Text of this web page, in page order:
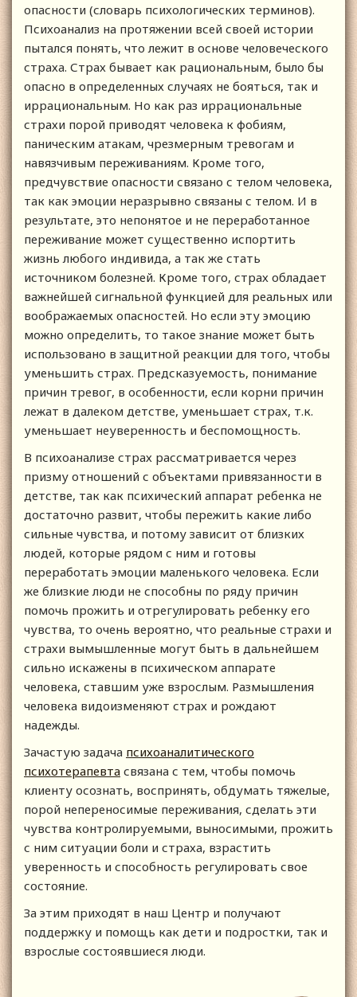
опасности (словарь психологических терминов).
Психоанализ на протяжении всей своей истории
пытался понять, что лежит в основе человеческого
страха. Страх бывает как рациональным, было бы
опасно в определенных случаях не бояться, так и
иррациональным. Но как раз иррациональные
страхи порой приводят человека к фобиям,
паническим атакам, чрезмерным тревогам и
навязчивым переживаниям. Кроме того,
предчувствие опасности связано с телом человека,
так как эмоции неразрывно связаны с телом. И в
результате, это непонятое и не переработанное
переживание может существенно испортить
жизнь любого индивида, а так же стать
источником болезней. Кроме того, страх обладает
важнейшей сигнальной функцией для реальных или
воображаемых опасностей. Но если эту эмоцию
можно определить, то такое знание может быть
использовано в защитной реакции для того, чтобы
уменьшить страх. Предсказуемость, понимание
причин тревог, в особенности, если корни причин
лежат в далеком детстве, уменьшает страх, т.к.
уменьшает неуверенность и беспомощность.
В психоанализе страх рассматривается через
призму отношений с объектами привязанности в
детстве, так как психический аппарат ребенка не
достаточно развит, чтобы пережить какие либо
сильные чувства, и потому зависит от близких
людей, которые рядом с ним и готовы
переработать эмоции маленького человека. Если
же близкие люди не способны по ряду причин
помочь прожить и отрегулировать ребенку его
чувства, то очень вероятно, что реальные страхи и
страхи вымышленные могут быть в дальнейшем
сильно искажены в психическом аппарате
человека, ставшим уже взрослым. Размышления
человека видоизменяют страх и рождают
надежды.
Зачастую задача психоаналитического
психотерапевта связана с тем, чтобы помочь
клиенту осознать, воспринять, обдумать тяжелые,
порой непереносимые переживания, сделать эти
чувства контролируемыми, выносимыми, прожить
с ним ситуации боли и страха, взрастить
уверенность и способность регулировать свое
состояние.
За этим приходят в наш Центр и получают
поддержку и помощь как дети и подростки, так и
взрослые состоявшиеся люди.